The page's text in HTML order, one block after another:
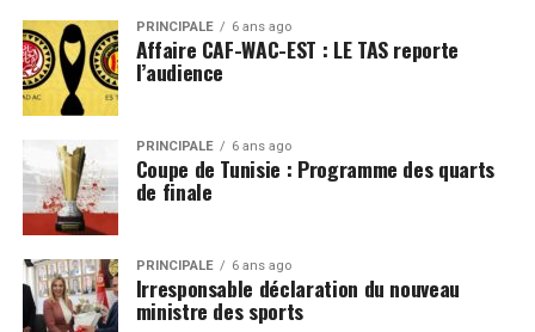
PRINCIPALE 6 ans ago
Affaire CAF-WAC-EST : LE TAS reporte
l’audience
PRINCIPALE 6 ans ago
Coupe de Tunisie : Programme des quarts
de finale
PRINCIPALE 6 ans ago
Irresponsable déclaration du nouveau
ministre des sports